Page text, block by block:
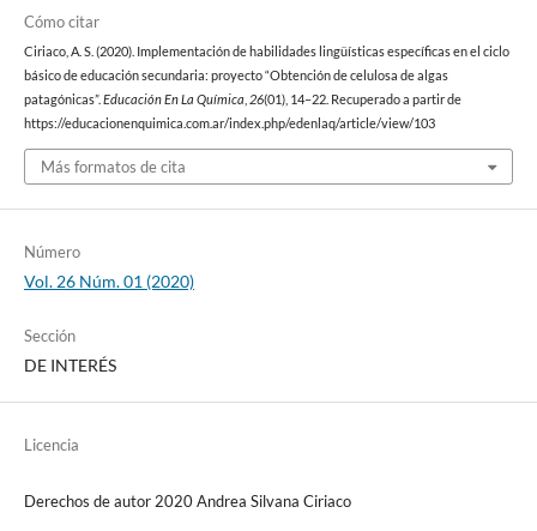
Cómo citar
Ciriaco, A. S. (2020). Implementación de habilidades lingüísticas específicas en el ciclo
básico de educación secundaria: proyecto “Obtención de celulosa de algas
patagónicas”. Educación En La Química 26(01), 14–22. Recuperado a partir de
https://educacionenquimica.com.ar/index.php/edenlaq/article/view/103
Más formatos de cita
Número
Vol. 26 Núm. 01 (2020)
Sección
DE INTERÉS
Licencia
Derechos de autor 2020 Andrea Silvana Ciriaco